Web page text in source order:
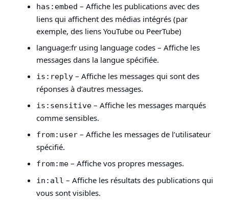
has:embed – Affiche les publications avec des
liens qui affichent des médias intégrés (par
exemple, des liens YouTube ou PeerTube)
language:fr using language codes – Affiche les
messages dans la langue spécifiée.
is:reply – Affiche les messages qui sont des
réponses à d’autres messages.
is:sensitive – Affiche les messages marqués
comme sensibles.
from:user – Affiche les messages de l’utilisateur
spécifié.
from:me – Affiche vos propres messages.
in:all – Affiche les résultats des publications qui
vous sont visibles.